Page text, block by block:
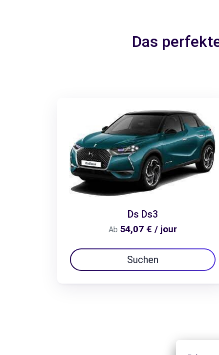
Das
Ds Ds3
Ab 54,07 € / jour
Suchen